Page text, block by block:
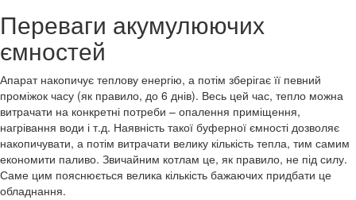
Переваги акумулюючих
ємностей
Апарат накопичує теплову енергію, а потім зберігає її певний
проміжок часу (як правило, до 6 днів). Весь цей час, тепло можна
витрачати на конкретні потреби – опалення приміщення,
нагрівання води і т.д. Наявність такої буферної ємності дозволяє
накопичувати, а потім витрачати велику кількість тепла, тим самим
економити паливо. Звичайним котлам це, як правило, не під силу.
Саме цим пояснюється велика кількість бажаючих придбати це
обладнання.